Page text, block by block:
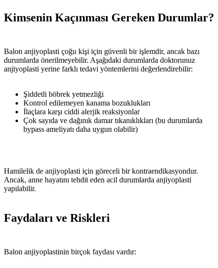
Kimsenin Kaçınması Gereken Durumlar?
Balon anjiyoplasti çoğu kişi için güvenli bir işlemdir, ancak bazı
durumlarda önerilmeyebilir. Aşağıdaki durumlarda doktorunuz
anjiyoplasti yerine farklı tedavi yöntemlerini değerlendirebilir:
Şiddetli böbrek yetmezliği
Kontrol edilemeyen kanama bozuklukları
İlaçlara karşı ciddi alerjik reaksiyonlar
Çok sayıda ve dağınık damar tıkanıklıkları (bu durumlarda
bypass ameliyatı daha uygun olabilir)
Hamilelik de anjiyoplasti için göreceli bir kontraendikasyondur.
Ancak, anne hayatını tehdit eden acil durumlarda anjiyoplasti
yapılabilir.
Faydaları ve Riskleri
Balon anjiyoplastinin birçok faydası vardır: